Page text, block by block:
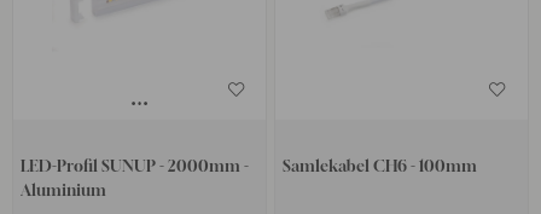
LED-Profil SUNUP - 2000mm -
Aluminium
Samlekabel CH6 - 100mm